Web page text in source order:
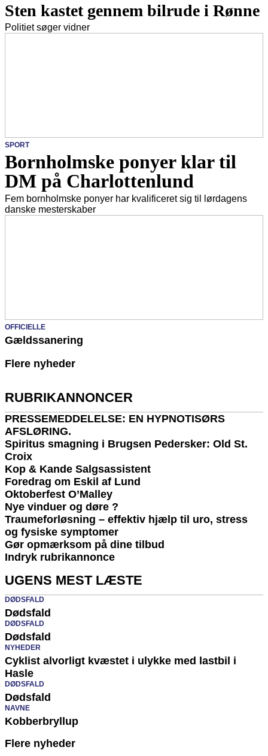
Sten kastet gennem bilrude i Rønne
Politiet søger vidner
SPORT
Bornholmske ponyer klar til
DM på Charlottenlund
Fem bornholmske ponyer har kvalificeret sig til lørdagens
danske mesterskaber
OFFICIELLE
Gældssanering
Flere nyheder
RUBRIKANNONCER
PRESSEMEDDELELSE: EN HYPNOTISØRS
AFSLØRING.
Spiritus smagning i Brugsen Pedersker: Old St.
Croix
Kop & Kande Salgsassistent
Foredrag om Eskil af Lund
Oktoberfest O’Malley
Nye vinduer og døre ?
Traumeforløsning – effektiv hjælp til uro, stress
og fysiske symptomer
Gør opmærksom på dine tilbud
Indryk rubrikannonce
UGENS MEST LÆSTE
DØDSFALD
Dødsfald
DØDSFALD
Dødsfald
NYHEDER
Cyklist alvorligt kvæstet i ulykke med lastbil i
Hasle
DØDSFALD
Dødsfald
NAVNE
Kobberbryllup
Flere nyheder